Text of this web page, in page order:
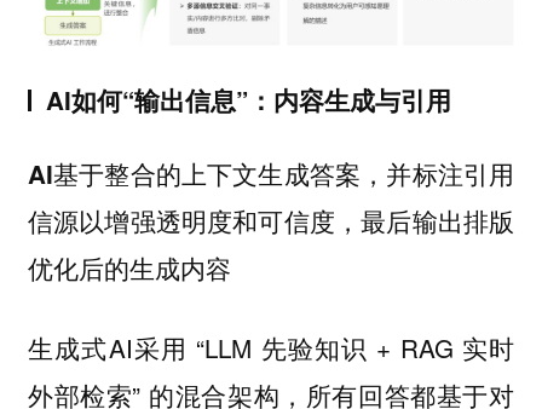
AI如何“输出信息”：内容生成与引用
AI基于整合的上下文生成答案，并标注引用
信源以增强透明度和可信度，最后输出排版
优化后的生成内容
生成式AI采用 “LLM 先验知识 + RAG 实时
外部检索” 的混合架构，所有回答都基于对